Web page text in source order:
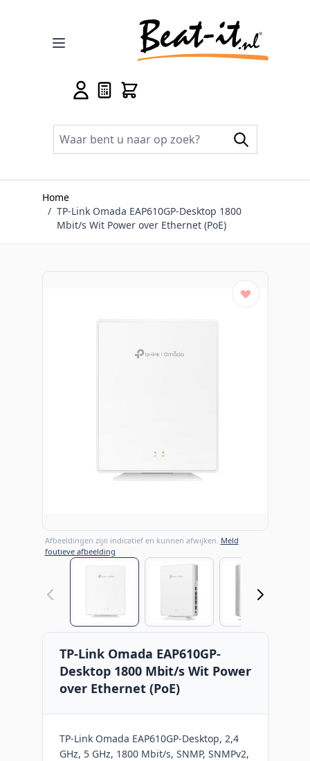
Home
/ TP-Link Omada EAP610GP-Desktop 1800
Mbit/s Wit Power over Ethernet (PoE)
Afbeeldingen zijn indicatief en kunnen afwijken. Meld
foutieve afbeelding
View larger imageView larger image
TP-Link Omada EAP610GP-
Desktop 1800 Mbit/s Wit Power
over Ethernet (PoE)
TP-Link Omada EAP610GP-Desktop, 2,4
GHz, 5 GHz, 1800 Mbit/s, SNMP, SNMPv2,